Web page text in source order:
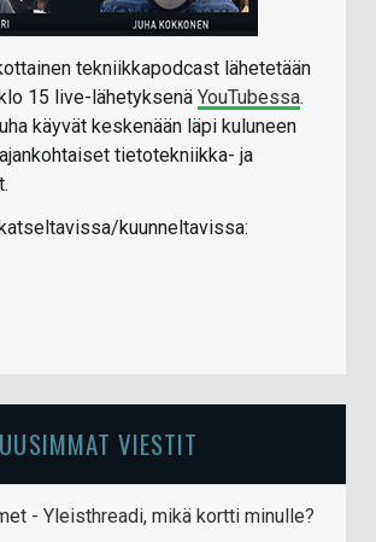
tekniikkapodcast lähetetään
15 live-lähetyksenä YouTubessa.
käyvät keskenään läpi kuluneen
tietotekniikka- ja
kuunneltavissa:
VIESTIT
- Yleisthreadi, mikä kortti minulle?